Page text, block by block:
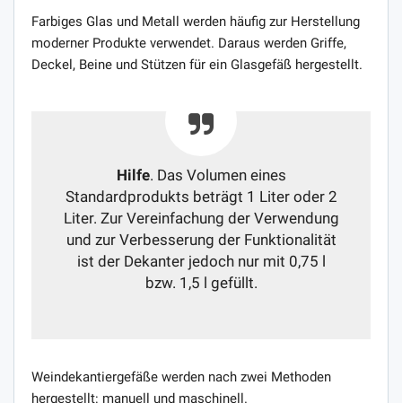
Farbiges Glas und Metall werden häufig zur Herstellung
moderner Produkte verwendet. Daraus werden Griffe,
Deckel, Beine und Stützen für ein Glasgefäß hergestellt.
Hilfe. Das Volumen eines
Standardprodukts beträgt 1 Liter oder 2
Liter. Zur Vereinfachung der Verwendung
und zur Verbesserung der Funktionalität
ist der Dekanter jedoch nur mit 0,75 l
bzw. 1,5 l gefüllt.
Weindekantiergefäße werden nach zwei Methoden
hergestellt: manuell und maschinell.